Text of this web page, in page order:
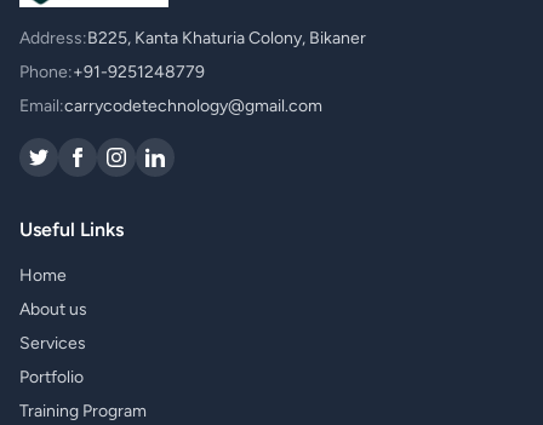
Address:B225, Kanta Khaturia Colony, Bikaner
Phone:+91-9251248779
Email:carrycodetechnology@gmail.com
Useful Links
Home
About us
Services
Portfolio
Training Program